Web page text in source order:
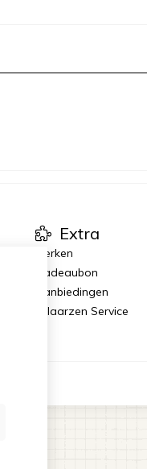
Extra
Merken
Cadeaubon
Aanbiedingen
Rijlaarzen Service